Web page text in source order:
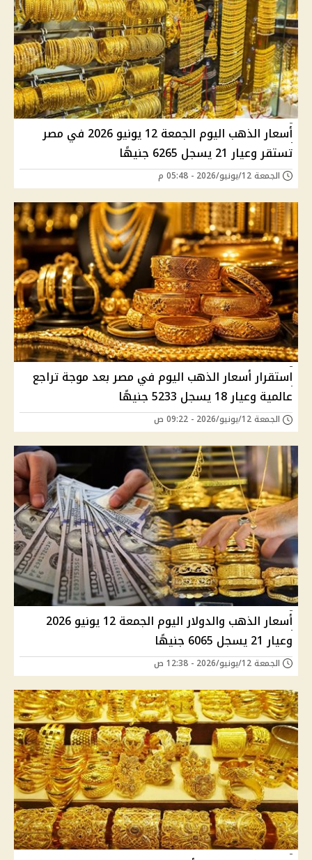
أسعار الذهب اليوم الجمعة 12 يونيو 2026 في مصر
تستقر وعيار 21 يسجل 6265 جنيهًا
الجمعة 12/يونيو/2026 - 05:48 م
استقرار أسعار الذهب اليوم في مصر بعد موجة تراجع
عالمية وعيار 18 يسجل 5233 جنيهًا
الجمعة 12/يونيو/2026 - 09:22 ص
أسعار الذهب والدولار اليوم الجمعة 12 يونيو 2026
وعيار 21 يسجل 6065 جنيهًا
الجمعة 12/يونيو/2026 - 12:38 ص